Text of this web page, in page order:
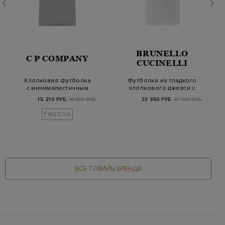
C P COMPANY
Хлопковая футболка
с минималистичным
15 210 РУБ. 16 900 РУБ.
FW25/26
BRUNELLO
CUCINELLI
Футболка из гладкого
хлопкового джерси с
33 950 РУБ. 67 900 РУБ.
ВСЕ ТОВАРЫ БРЕНДА